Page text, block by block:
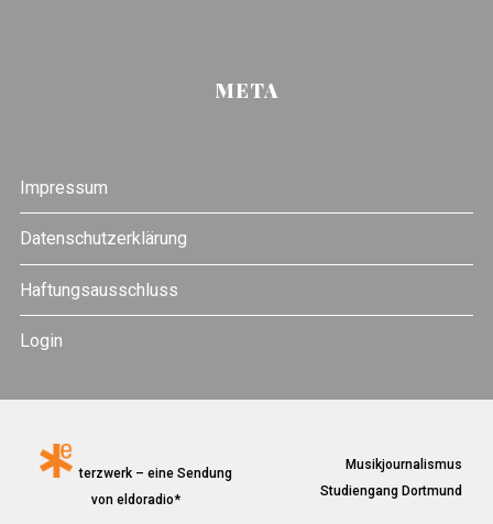
META
Impressum
Datenschutzerklärung
Haftungsausschluss
Login
terzwerk – eine Sendung
von eldoradio*
Musikjournalismus
Studiengang Dortmund